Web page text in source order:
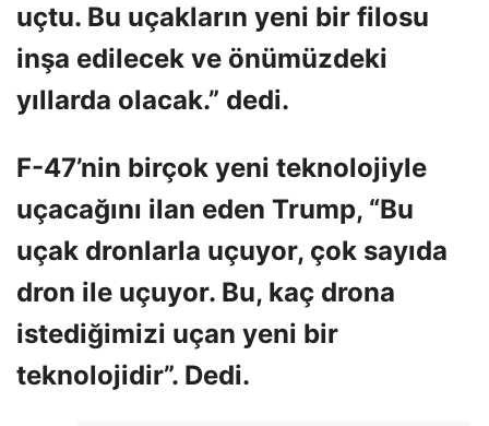
uçtu. Bu uçakların yeni bir filosu
inşa edilecek ve önümüzdeki
yıllarda olacak.” dedi.
F-47’nin birçok yeni teknolojiyle
uçacağını ilan eden Trump, “Bu
uçak dronlarla uçuyor, çok sayıda
dron ile uçuyor. Bu, kaç drona
istediğimizi uçan yeni bir
teknolojidir”. Dedi.